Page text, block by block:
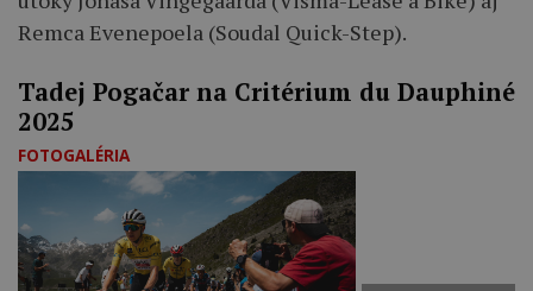
Remca Evenepoela (Soudal Quick-Step).
Tadej Pogačar na Critérium du Dauphiné
2025
FOTOGALÉRIA